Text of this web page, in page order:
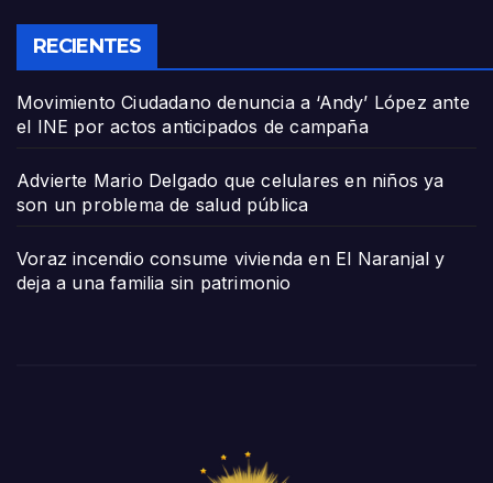
RECIENTES
Movimiento Ciudadano denuncia a ‘Andy’ López ante
el INE por actos anticipados de campaña
Advierte Mario Delgado que celulares en niños ya
son un problema de salud pública
Voraz incendio consume vivienda en El Naranjal y
deja a una familia sin patrimonio